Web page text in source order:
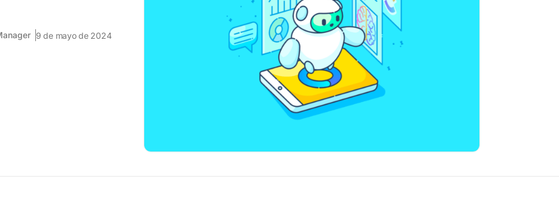
9 de mayo de 2024